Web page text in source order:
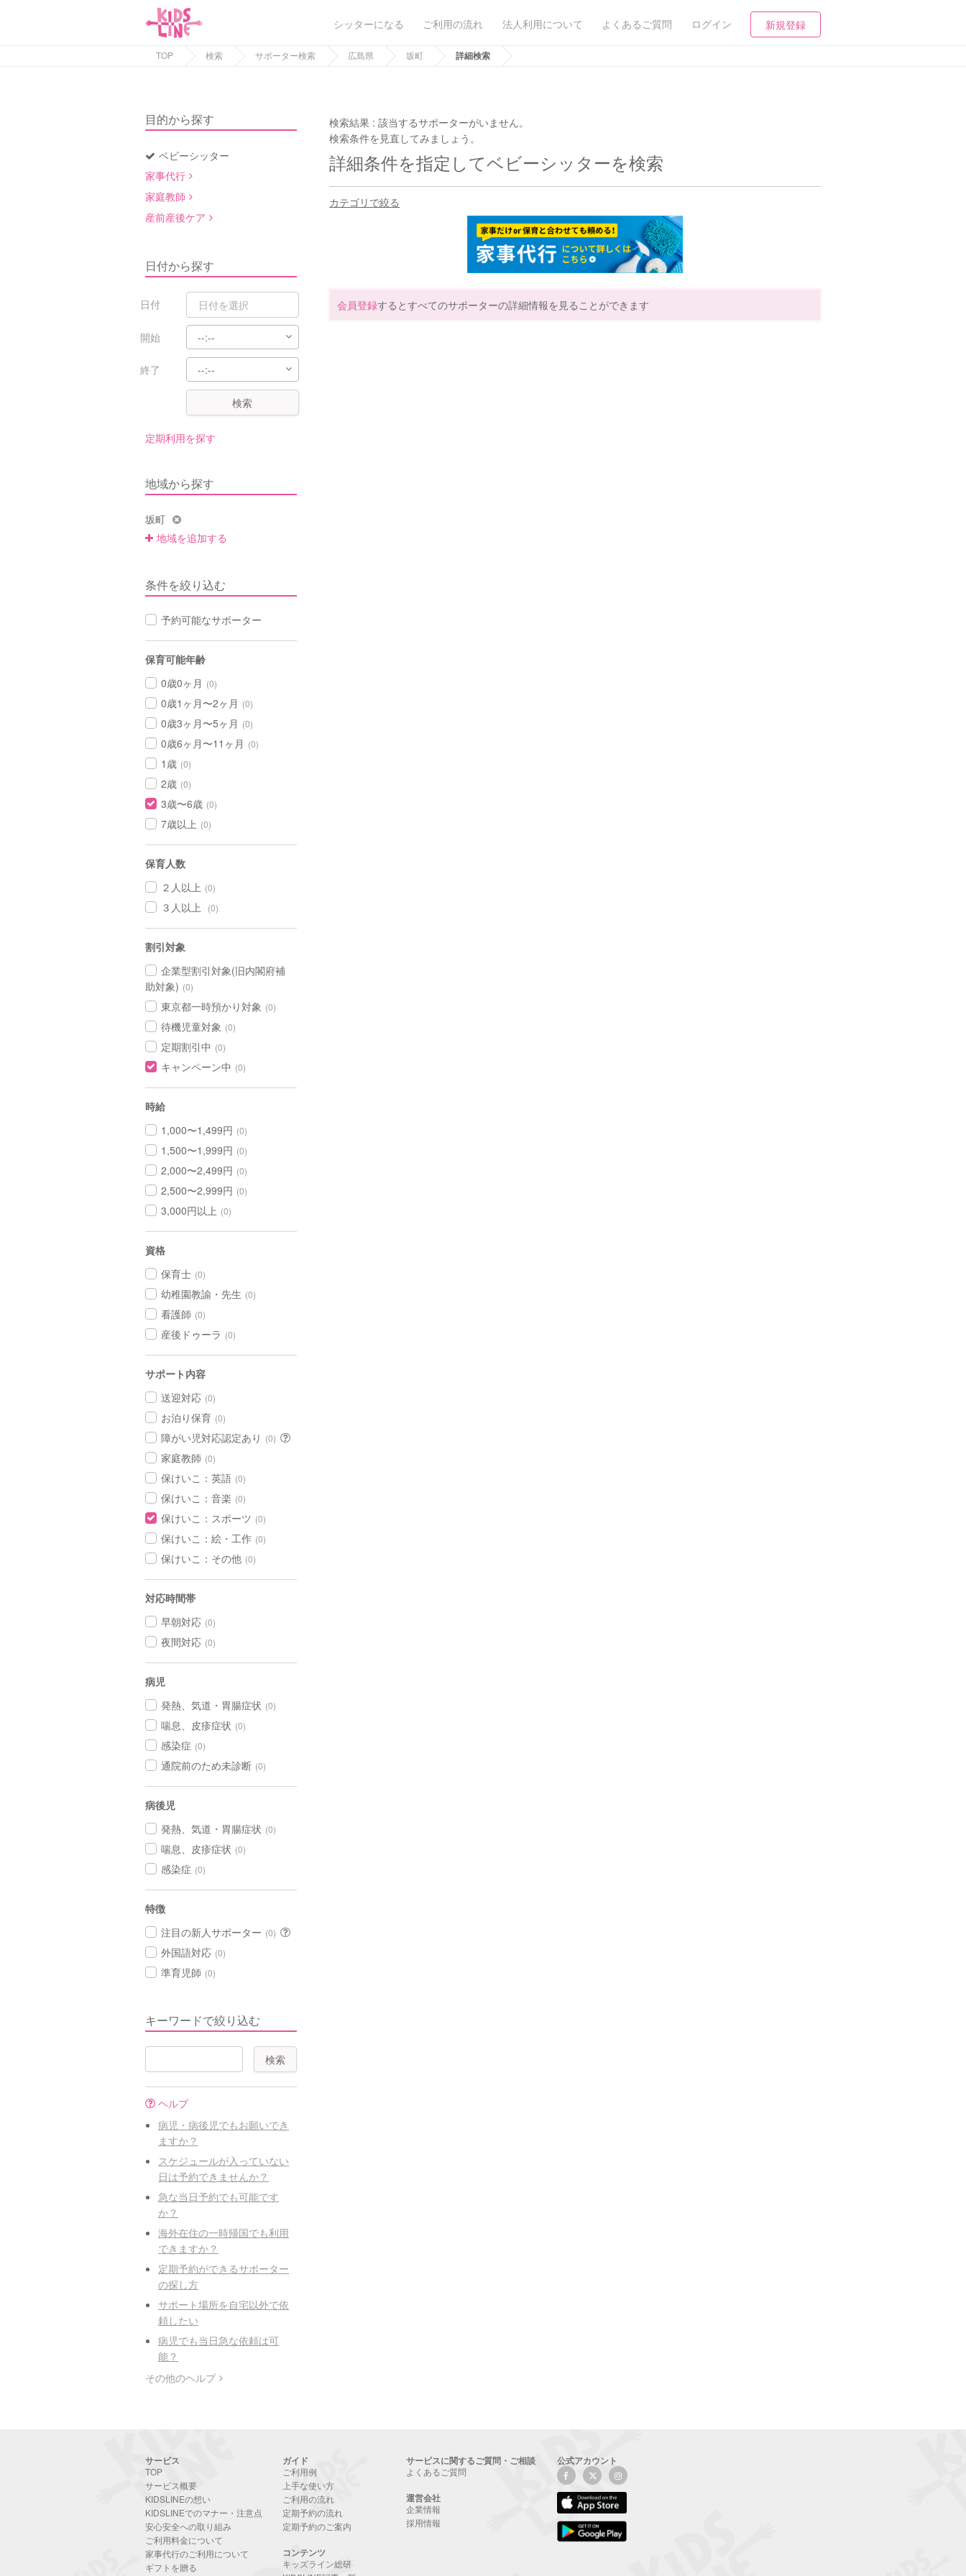
シッターになる ご利用の流れ 法人利用について よくあるご質問 ログイン 新規登録
TOP 検索 サポーター検索 広島県 坂町 詳細検索
目的から探す
ベビーシッター
家事代行
家庭教師
産前産後ケア
日付から探す
日付
開始
終了
検索
定期利用を探す
地域から探す
坂町
地域を追加する
条件を絞り込む
予約可能なサポーター
保育可能年齢
0歳0ヶ月 (0)
0歳1ヶ月〜2ヶ月 (0)
0歳3ヶ月〜5ヶ月 (0)
0歳6ヶ月〜11ヶ月 (0)
1歳 (0)
2歳 (0)
3歳〜6歳 (0)
7歳以上 (0)
保育人数
２人以上 (0)
３人以上 (0)
割引対象
企業型割引対象(旧内閣府補
助対象) (0)
東京都一時預かり対象 (0)
待機児童対象 (0)
定期割引中 (0)
キャンペーン中 (0)
時給
1,000〜1,499円 (0)
1,500〜1,999円 (0)
2,000〜2,499円 (0)
2,500〜2,999円 (0)
3,000円以上 (0)
資格
保育士 (0)
幼稚園教諭・先生 (0)
看護師 (0)
産後ドゥーラ (0)
サポート内容
送迎対応 (0)
お泊り保育 (0)
障がい児対応認定あり (0)
家庭教師 (0)
保けいこ：英語 (0)
保けいこ：音楽 (0)
保けいこ：スポーツ (0)
保けいこ：絵・工作 (0)
保けいこ：その他 (0)
対応時間帯
早朝対応 (0)
夜間対応 (0)
病児
発熱、気道・胃腸症状 (0)
喘息、皮疹症状 (0)
感染症 (0)
通院前のため未診断 (0)
病後児
発熱、気道・胃腸症状 (0)
喘息、皮疹症状 (0)
感染症 (0)
特徴
注目の新人サポーター (0)
外国語対応 (0)
準育児師 (0)
キーワードで絞り込む
ヘルプ
病児・病後児でもお願いでき
ますか？
スケジュールが入っていない
日は予約できませんか？
急な当日予約でも可能です
か？
海外在住の一時帰国でも利用
できますか？
定期予約ができるサポーター
の探し方
サポート場所を自宅以外で依
頼したい
病児でも当日急な依頼は可
能？
その他のヘルプ
検索結果 :該当するサポーターがいません。
検索条件を見直してみましょう。
詳細条件を指定してベビーシッターを検索
カテゴリで絞る
会員登録するとすべてのサポーターの詳細情報を見ることができます
サービス
TOP
サービス概要
KIDSLINEの想い
KIDSLINEでのマナー・注意点
安心安全への取り組み
ご利用料金について
家事代行のご利用について
ギフトを贈る
ガイド
ご利用例
上手な使い方
ご利用の流れ
定期予約の流れ
定期予約のご案内
コンテンツ
キッズライン総研
サービスに関するご質問・ご相談
よくあるご質問
運営会社
企業情報
採用情報
公式アカウント